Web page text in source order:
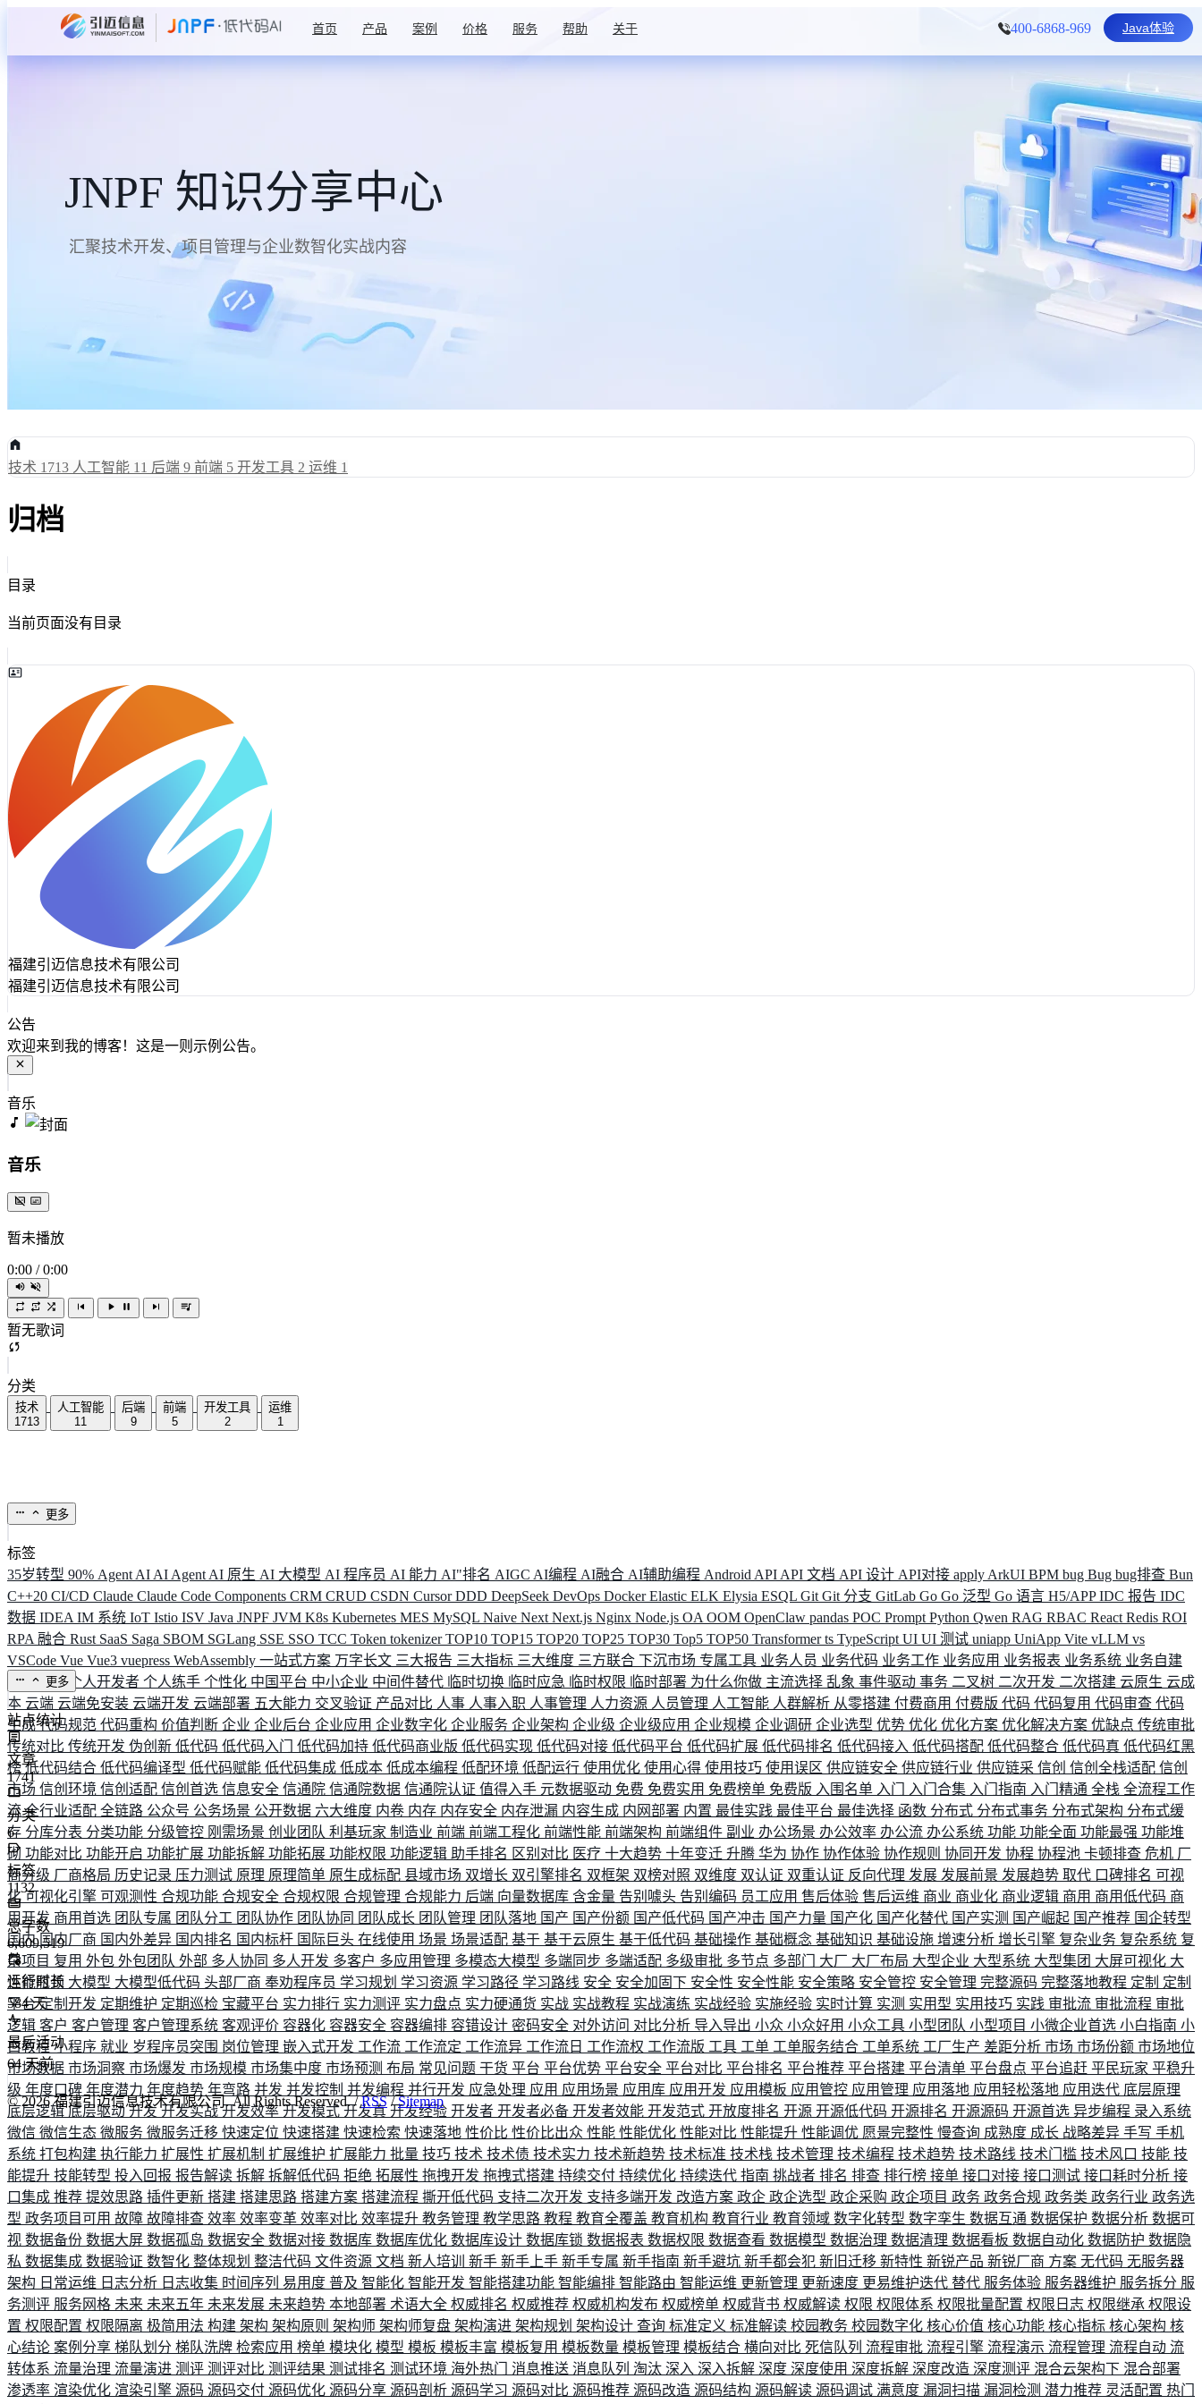
首页 产品 案例 价格 服务 帮助 关于 400-6868-969 Java体验
JNPF 知识分享中心
汇聚技术开发、项目管理与企业数智化实战内容
技术 1713 人工智能 11 后端 9 前端 5 开发工具 2 运维 1
归档
目录
当前页面没有目录
福建引迈信息技术有限公司
福建引迈信息技术有限公司
公告
欢迎来到我的博客！这是一则示例公告。
音乐
音乐
暂未播放
0:00 / 0:00
暂无歌词
分类
技术
1713
人工智能
11
后端
9
前端
5
开发工具
2
运维
1
更多
标签
35岁转型 90% Agent AI AI Agent AI 原生 AI 大模型 AI 程序员 AI 能力 AI"排名 AIGC AI编程 AI融合 AI辅助编程 Android API API 文档 API 设计 API对接 apply ArkUI BPM bug Bug bug排查 Bun
C++20 CI/CD Claude Claude Code Components CRM CRUD CSDN CursorDDD DeepSeek DevOps DockerElastic ELK Elysia ESQL Git Git 分支 GitLab Go Go 泛型 Go 语言 H5/APPIDC 报告 IDC
数据 IDEA IM 系统 IoT Istio ISV Java JNPF JVM K8s Kubernetes MES MySQL Naive Next Next.js Nginx Node.js OA OOM OpenClaw pandas POC Prompt Python Qwen RAG RBAC React Redis ROI
RPA 融合 Rust SaaS Saga SBOM SGLang SSE SSO TCC Token tokenizerTOP10 TOP15 TOP20 TOP25 TOP30 Top5 TOP50 Transformerts TypeScript UI UI 测试 uniapp UniApp Vite vLLM vs
VSCode Vue Vue3 vuepress WebAssembly 一站式方案 万字长文 三大报告 三大指标 三大维度 三方联合 下沉市场 专属工具 业务人员 业务代码 业务工作 业务应用 业务报表 业务系统 业务自建
业务连续个人开发者 个人练手 个性化 中国平台 中小企业 中间件替代 临时切换 临时应急 临时权限 临时部署 为什么你做 主流选择 乱象 事件驱动 事务 二叉树 二次开发 二次搭建 云原生 云成
本 云端 云端免安装 云端开发 云端部署 五大能力 交叉验证 产品对比 人事 人事入职 人事管理 人力资源 人员管理 人工智能 人群解析 从零搭建 付费商用 付费版 代码 代码复用 代码审查 代码
生成代码规范 代码重构 价值判断 企业 企业后台 企业应用 企业数字化 企业服务 企业架构 企业级 企业级应用 企业规模 企业调研 企业选型 优势 优化 优化方案 优化解决方案 优缺点 传统审批
传统对比 传统开发 伪创新 低代码 低代码入门 低代码加持 低代码商业版 低代码实现 低代码对接 低代码平台 低代码扩展 低代码排名 低代码接入 低代码搭配 低代码整合 低代码真 低代码红黑
榜低代码结合 低代码编译型 低代码赋能 低代码集成 低成本 低成本编程 低配环境 低配运行 使用优化 使用心得 使用技巧 使用误区 供应链安全 供应链行业 供应链采 信创 信创全栈适配 信创
市场 信创环境 信创适配 信创首选 信息安全 信通院 信通院数据 信通院认证 值得入手 元数据驱动 免费 免费实用 免费榜单 免费版 入围名单 入门 入门合集 入门指南 入门精通 全栈 全流程工作
流全行业适配 全链路 公众号 公务场景 公开数据 六大维度 内卷 内存 内存安全 内存泄漏 内容生成 内网部署 内置 最佳实践 最佳平台 最佳选择 函数 分布式 分布式事务 分布式架构 分布式缓
存 分库分表 分类功能 分级管控 刚需场景 创业团队 利基玩家 制造业 前端 前端工程化 前端性能 前端架构 前端组件 副业 办公场景 办公效率 办公流 办公系统 功能 功能全面 功能最强 功能堆
砌 功能对比 功能开启 功能扩展 功能拆解 功能拓展 功能权限 功能逻辑 助手排名 区别对比 医疗 十大趋势 十年变迁 升腾 华为 协作 协作体验 协作规则 协同开发 协程 协程池 卡顿排查 危机 厂
商分级 厂商格局 历史记录 压力测试 原理 原理简单 原生成标配 县域市场 双增长 双引擎排名 双框架 双榜对照 双维度 双认证 双重认证 反向代理 发展 发展前景 发展趋势 取代 口碑排名 可视
化可视化引擎 可观测性 合规功能 合规安全 合规权限 合规管理 合规能力 后端 向量数据库 含金量 告别噱头 告别编码 员工应用 售后体验 售后运维 商业 商业化 商业逻辑 商用 商用低代码 商
用开发 商用首选 团队专属 团队分工 团队协作 团队协同 团队成长 团队管理 团队落地 国产 国产份额 国产低代码 国产冲击 国产力量 国产化 国产化替代 国产实测 国产崛起 国产推荐 国企转型
国内国内厂商 国内外差异 国内排名 国内标杆 国际巨头 在线使用 场景 场景适配 基于 基于云原生 基于低代码 基础操作 基础概念 基础知识 基础设施 增速分析 增长引擎 复杂业务 复杂系统 复
杂项目 复用 外包 外包团队 外部 多人协同 多人开发 多客户 多应用管理 多模态大模型 多端同步 多端适配 多级审批 多节点 多部门 大厂 大厂布局 大型企业 大型系统 大型集团 大屏可视化 大
性能瓶颈 大模型 大模型低代码 头部厂商 奉劝程序员 学习规划 学习资源 学习路径 学习路线 安全 安全加固下 安全性 安全性能 安全策略 安全管控 安全管理 完整源码 完整落地教程 定制 定制
平台定制开发 定期维护 定期巡检 宝藏平台 实力排行 实力测评 实力盘点 实力硬通货 实战 实战教程 实战演练 实战经验 实施经验 实时计算 实测 实用型 实用技巧 实践 审批流 审批流程 审批
逻辑 客户 客户管理 客户管理系统 客观评价 容器化 容器安全 容器编排 容错设计 密码安全 对外访问 对比分析 导入导出 小众 小众好用 小众工具 小型团队 小型项目 小微企业首选 小白指南 小
白教程小程序 就业 岁程序员突围 岗位管理 嵌入式开发 工作流 工作流定 工作流异 工作流日 工作流权 工作流版 工具 工单 工单服务结合 工单系统 工厂生产 差距分析 市场 市场份额 市场地位
市场数据 市场洞察 市场爆发 市场规模 市场集中度 市场预测 布局 常见问题 干货 平台 平台优势 平台安全 平台对比 平台排名 平台推荐 平台搭建 平台清单 平台盘点 平台追赶 平民玩家 平稳升
级 年度口碑 年度潜力 年度趋势 年弯路 并发 并发控制 并发编程 并行开发 应急处理 应用 应用场景 应用库 应用开发 应用模板 应用管控 应用管理 应用落地 应用轻松落地 应用迭代 底层原理
底层逻辑底层驱动开发开发实战开发效率开发模式开发真开发经验 开发者 开发者必备 开发者效能 开发范式 开放度排名 开源 开源低代码 开源排名 开源源码 开源首选 异步编程 录入系统
微信 微信生态 微服务 微服务迁移 快速定位 快速搭建 快速检索 快速落地 性价比 性价比出众 性能 性能优化 性能对比 性能提升 性能调优 愿景完整性 慢查询 成熟度 成长 战略差异 手写 手机
系统 打包构建 执行能力 扩展性 扩展机制 扩展维护 扩展能力 批量 技巧 技术 技术债 技术实力 技术新趋势 技术标准 技术栈 技术管理 技术编程 技术趋势 技术路线 技术门槛 技术风口 技能 技
能提升 技能转型 投入回报 报告解读 拆解 拆解低代码 拒绝 拓展性 拖拽开发 拖拽式搭建 持续交付 持续优化 持续迭代 指南 挑战者 排名 排查 排行榜 接单 接口对接 接口测试 接口耗时分析 接
口集成 推荐 提效思路 插件更新 搭建 搭建思路 搭建方案 搭建流程 撕开低代码 支持二次开发 支持多端开发 改造方案 政企 政企选型 政企采购 政企项目 政务 政务合规 政务类 政务行业 政务选
型 政务项目可用 故障 故障排查 效率 效率变革 效率对比 效率提升 教务管理 教学思路 教程 教育全覆盖 教育机构 教育行业 教育领域 数字化转型 数字孪生 数据互通 数据保护 数据分析 数据可
视 数据备份 数据大屏 数据孤岛 数据安全 数据对接 数据库 数据库优化 数据库设计 数据库锁 数据报表 数据权限 数据查看 数据模型 数据治理 数据清理 数据看板 数据自动化 数据防护 数据隐
私 数据集成 数据验证 数智化 整体规划 整洁代码 文件资源 文档 新人培训 新手 新手上手 新手专属 新手指南 新手避坑 新手都会犯 新旧迁移 新特性 新锐产品 新锐厂商 方案 无代码 无服务器
架构 日常运维 日志分析 日志收集 时间序列 易用度 普及 智能化 智能开发 智能搭建功能 智能编排 智能路由 智能运维 更新管理 更新速度 更易维护迭代 替代 服务体验 服务器维护 服务拆分 服
务测评 服务网格 未来 未来五年 未来发展 未来趋势 本地部署 术语大全 权威排名 权威推荐 权威机构发布 权威榜单 权威背书 权威解读 权限 权限体系 权限批量配置 权限日志 权限继承 权限设
置 权限配置 权限隔离 极简用法 构建 架构 架构原则 架构师 架构师复盘 架构演进 架构规划 架构设计 查询 标准定义 标准解读 校园教务 校园数字化 核心价值 核心功能 核心指标 核心架构 核
心结论 案例分享 梯队划分 梯队洗牌 检索应用 榜单 模块化 模型 模板 模板丰富 模板复用 模板数量 模板管理 模板结合 横向对比 死信队列 流程审批 流程引擎 流程演示 流程管理 流程自动 流
转体系 流量治理 流量演进 测评 测评对比 测评结果 测试排名 测试环境 海外热门 消息推送 消息队列 淘汰 深入 深入拆解 深度 深度使用 深度拆解 深度改造 深度测评 混合云架构下 混合部署
渗透率 渲染优化 渲染引擎 源码 源码交付 源码优化 源码分享 源码剖析 源码学习 源码对比 源码推荐 源码改造 源码结构 源码解读 源码调试 满意度 漏洞扫描 漏洞检测 潜力推荐 灵活配置 热门
更多
站点统计
文章
1741
分类
6
标签
1132
总字数
6,609,519
运行时长
584 天
最后活动
64 天前
©2026福建引迈信息技术有限公司. All Rights Reserved. /RSS/Sitemap